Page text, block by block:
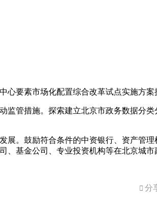
心要素市场化配置综合改革试点实施方案
监管措施。探索建立北京市政务数据分
展。鼓励符合条件的中资银行、资产管
、基金公司、专业投资机构等在北京城市
 分